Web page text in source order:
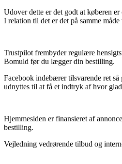
Udover dette er det godt at køberen
I relation til det er det på samme
Trustpilot frembyder regulære
Bomuld før du lægger din bestilling.
Facebook indebærer tilsvarende ret
udnyttes til at få et indtryk af hvor
Hjemmesiden er finansieret af
bestilling.
Vejledning vedrørende tilbud og